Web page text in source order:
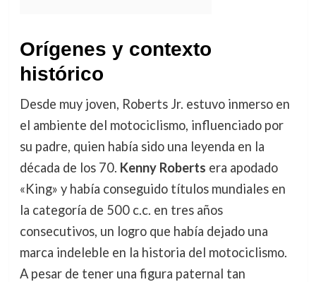
Orígenes y contexto
histórico
Desde muy joven, Roberts Jr. estuvo inmerso en
el ambiente del motociclismo, influenciado por
su padre, quien había sido una leyenda en la
década de los 70. Kenny Roberts era apodado
«King» y había conseguido títulos mundiales en
la categoría de 500 c.c. en tres años
consecutivos, un logro que había dejado una
marca indeleble en la historia del motociclismo.
A pesar de tener una figura paternal tan